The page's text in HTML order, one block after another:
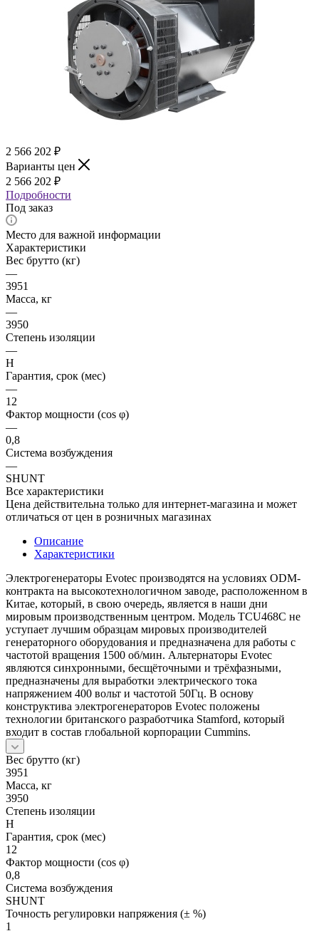
2 566 202 ₽
Варианты цен
2 566 202 ₽
Подробности
Под заказ
Место для важной информации
Характеристики
Вес брутто (кг)
—
3951
Масса, кг
—
3950
Степень изоляции
—
Н
Гарантия, срок (мес)
—
12
Фактор мощности (cos φ)
—
0,8
Система возбуждения
—
SHUNT
Все характеристики
Цена действительна только для интернет-магазина и может
отличаться от цен в розничных магазинах
Описание
Характеристики
Электрогенераторы Evotec производятся на условиях ODM-
контракта на высокотехнологичном заводе, расположенном в
Китае, который, в свою очередь, является в наши дни
мировым производственным центром. Модель TCU468C не
уступает лучшим образцам мировых производителей
генераторного оборудования и предназначена для работы с
частотой вращения 1500 об/мин. Альтернаторы Evotec
являются синхронными, бесщёточными и трёхфазными,
предназначены для выработки электрического тока
напряжением 400 вольт и частотой 50Гц. В основу
конструктива электрогенераторов Evotec положены
технологии британского разработчика Stamford, который
входит в состав глобальной корпорации Cummins.
Вес брутто (кг)
3951
Масса, кг
3950
Степень изоляции
Н
Гарантия, срок (мес)
12
Фактор мощности (cos φ)
0,8
Система возбуждения
SHUNT
Точность регулировки напряжения (± %)
1